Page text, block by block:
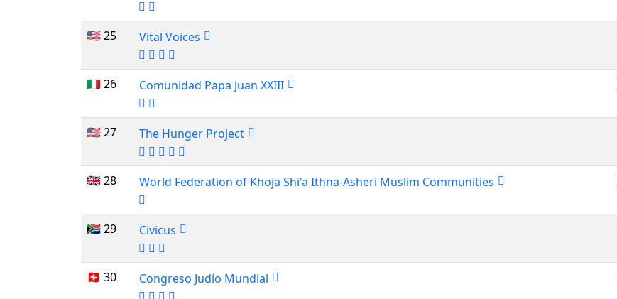
🇺🇸 25 Vital Voices
🇮🇹 26 Comunidad Papa Juan XXIII
🇺🇸 27 The Hunger Project
🇬🇧 28 World Federation of Khoja Shi'a Ithna-Asheri Muslim Communities
🇿🇦 29 Civicus
🇨🇭 30 Congreso Judío Mundial